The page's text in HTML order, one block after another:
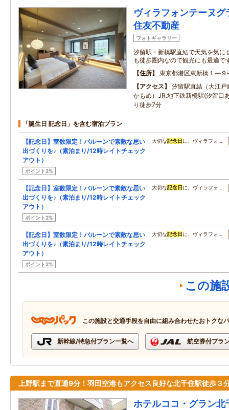
ヴィラフォンテーヌ
住友不動産
フォトギャラリー
汐留駅・新橋駅直結で天気を気に
も徒歩圏内なので観光にも最適で
住所
東京都港区東新橋１―
アクセス
汐留駅直結（大江
かもめ）JR.地下鉄新橋駅(汐留口
り徒歩7分
「誕生日 記念日」を含む宿泊プラン
【記念日】室数限定！バルーンで素敵な思い
出づくりを♪（素泊まり/12時レイトチェック
アウト）
ポイント2%
大切な記念日 に、ヴィラフォ…
【記念日】室数限定！バルーンで素敵な思い
出づくりを♪（素泊まり/12時レイトチェック
アウト）
ポイント2%
大切な記念日 に、ヴィラフォ…
【記念日】室数限定！バルーンで素敵な思い
出づくりを♪（素泊まり/12時レイトチェック
アウト）
ポイント2%
大切な記念日 に、ヴィラフォ…
この施
この施設と交通手段を自由に組み合わせたおトクな
新幹線/特急付プラン一覧へ 航空券付プラ
上野駅まで直通9分！羽田空港もアクセス良好な北千住駅徒歩３
ホテルココ・グラン北